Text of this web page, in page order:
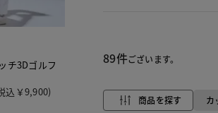
チ3Dゴルフ
込￥9,900)
89件ございます。
商品を探す カ